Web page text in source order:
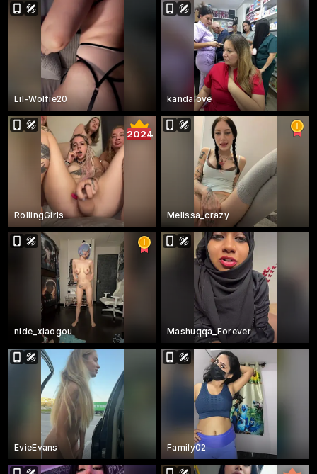
Lil-Wolfie20 kandalove
2024
RollingGirls Melissa_crazy
nide_xiaogou Mashuqqa_Forever
EvieEvans Family02